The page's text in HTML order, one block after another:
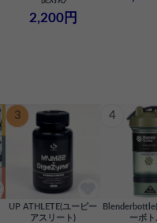
2,200円
3
UP ATHLETE(ユーピー
アスリート)
4
ーボト